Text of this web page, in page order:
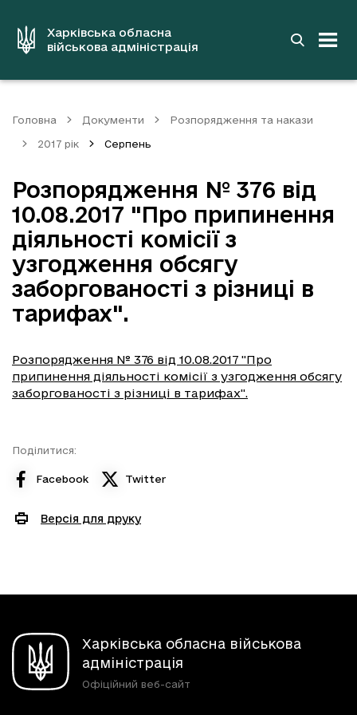
вмістуХарківська обласна
військова адміністрація
Головна Документи Розпорядження та накази
2017 рік Серпень
Розпорядження № 376 від
10.08.2017 "Про припинення
діяльності комісії з
узгодження обсягу
заборгованості з різниці в
тарифах".
Розпорядження № 376 від 10.08.2017 "Про
припинення діяльності комісії з узгодження обсягу
заборгованості з різниці в тарифах".
Поділитися:
Facebook Twitter
Версія для друку
Харківська обласна військова
адміністрація
Офіційний веб-сайт